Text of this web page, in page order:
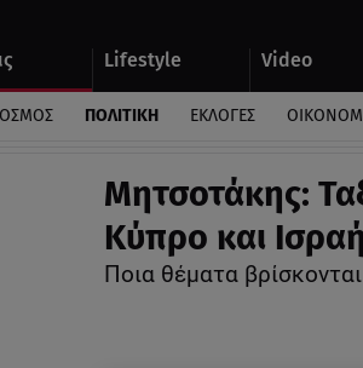
Lifestyle Video
ΠΟΛΙΤΙΚΗ ΕΚΛΟΓΕΣ
Μητσοτάκης:
Κύπρο και
Ποια θέματα